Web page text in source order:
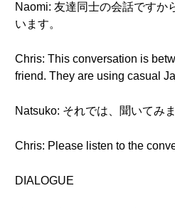
Naomi: 友達同士の会話ですか
います。
Chris: This conversation is
friend. They are using casual
Natsuko: それでは、聞いてみま
Chris: Please listen to the
DIALOGUE